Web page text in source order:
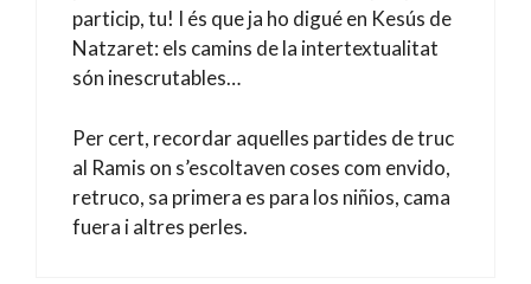
particip, tu! I és que ja ho digué en Kesús de
Natzaret: els camins de la intertextualitat
són inescrutables…
Per cert, recordar aquelles partides de truc
al Ramis on s’escoltaven coses com envido,
retruco, sa primera es para los niñios, cama
fuera i altres perles.